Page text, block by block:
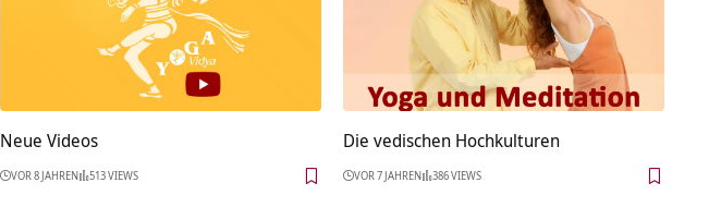
Neue Videos
VOR 8 JAHREN 513 VIEWS
Die vedischen Hochkulturen
VOR 7 JAHREN 386 VIEWS